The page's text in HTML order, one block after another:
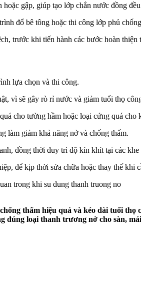
gập, giúp tạo lớp chắn nước đồng
đổ bê tông hoặc thi công lớp phủ
trước khi tiến hành các bước hoàn thiện
lựa chọn và thi công.
vì sẽ gây rò rỉ nước và giảm tuổi thọ
cho tường hầm hoặc loại cứng quá cho
làm giảm khả năng nở và chống thấm.
đồng thời duy trì độ kín khít tại các khe
để kịp thời sửa chữa hoặc thay thế khi
thấm hiệu quả và kéo dài tuổi
loại thanh trương nở cho sàn,